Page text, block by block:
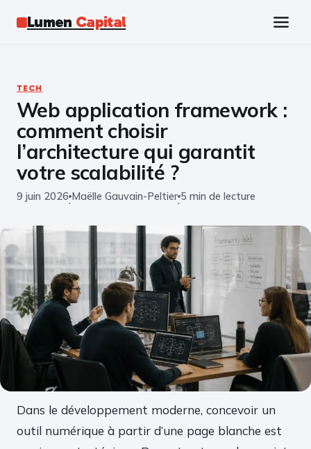
Lumen Capital
Business
Finance
Marketing
Emploi
TECH
Web application framework :
comment choisir
l’architecture qui garantit
votre scalabilité ?
9 juin 2026
·
Maëlle Gauvain-Peltier
·
5 min de lecture
Dans le développement moderne, concevoir un
outil numérique à partir d’une page blanche est